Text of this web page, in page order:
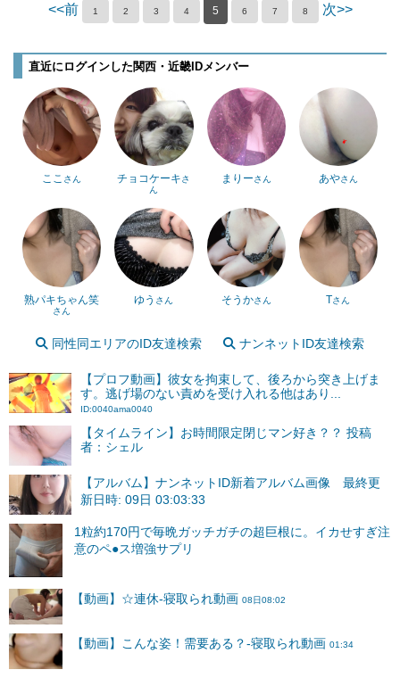
<<前 1 2 3 4 5 6 7 8 次>>
直近にログインした関西・近畿IDメンバー
ここ さん チョコケーキさ
ん
まりーさん あやさん
熟パキちゃん笑
さん
ゆう さん そうかさん Tさん
同性同エリアのID友達検索 ナンネットID友達検索
【プロフ動画】彼女を拘束して、後ろから突き上げま
す。逃げ場のない責めを受け入れる他はあり...
ID:0040ama0040
【タイムライン】お時間限定閉じマン好き？？ 投稿
者：シェル
【アルバム】ナンネットID新着アルバム画像 最終更
新日時: 09日 03:03:33